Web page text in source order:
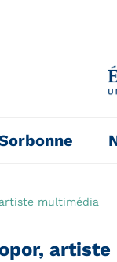
multimédia